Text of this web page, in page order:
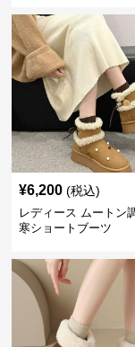
¥6,200 (税込)
レディース ムートン
寒ショートブーツ